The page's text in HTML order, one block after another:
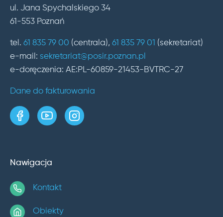
ul. Jana Spychalskiego 34
61-553 Poznań
tel. 61 835 79 00 (centrala), 61 835 79 01 (sekretariat)
e-mail: sekretariat@posir.poznan.pl
e-doręczenia: AE:PL-60859-21453-BVTRC-27
Dane do fakturowania
strona w serwisie Facebook
kanał w serwisie YouTube
profil w serwisie Instagram
Nawigacja
Kontakt
Obiekty